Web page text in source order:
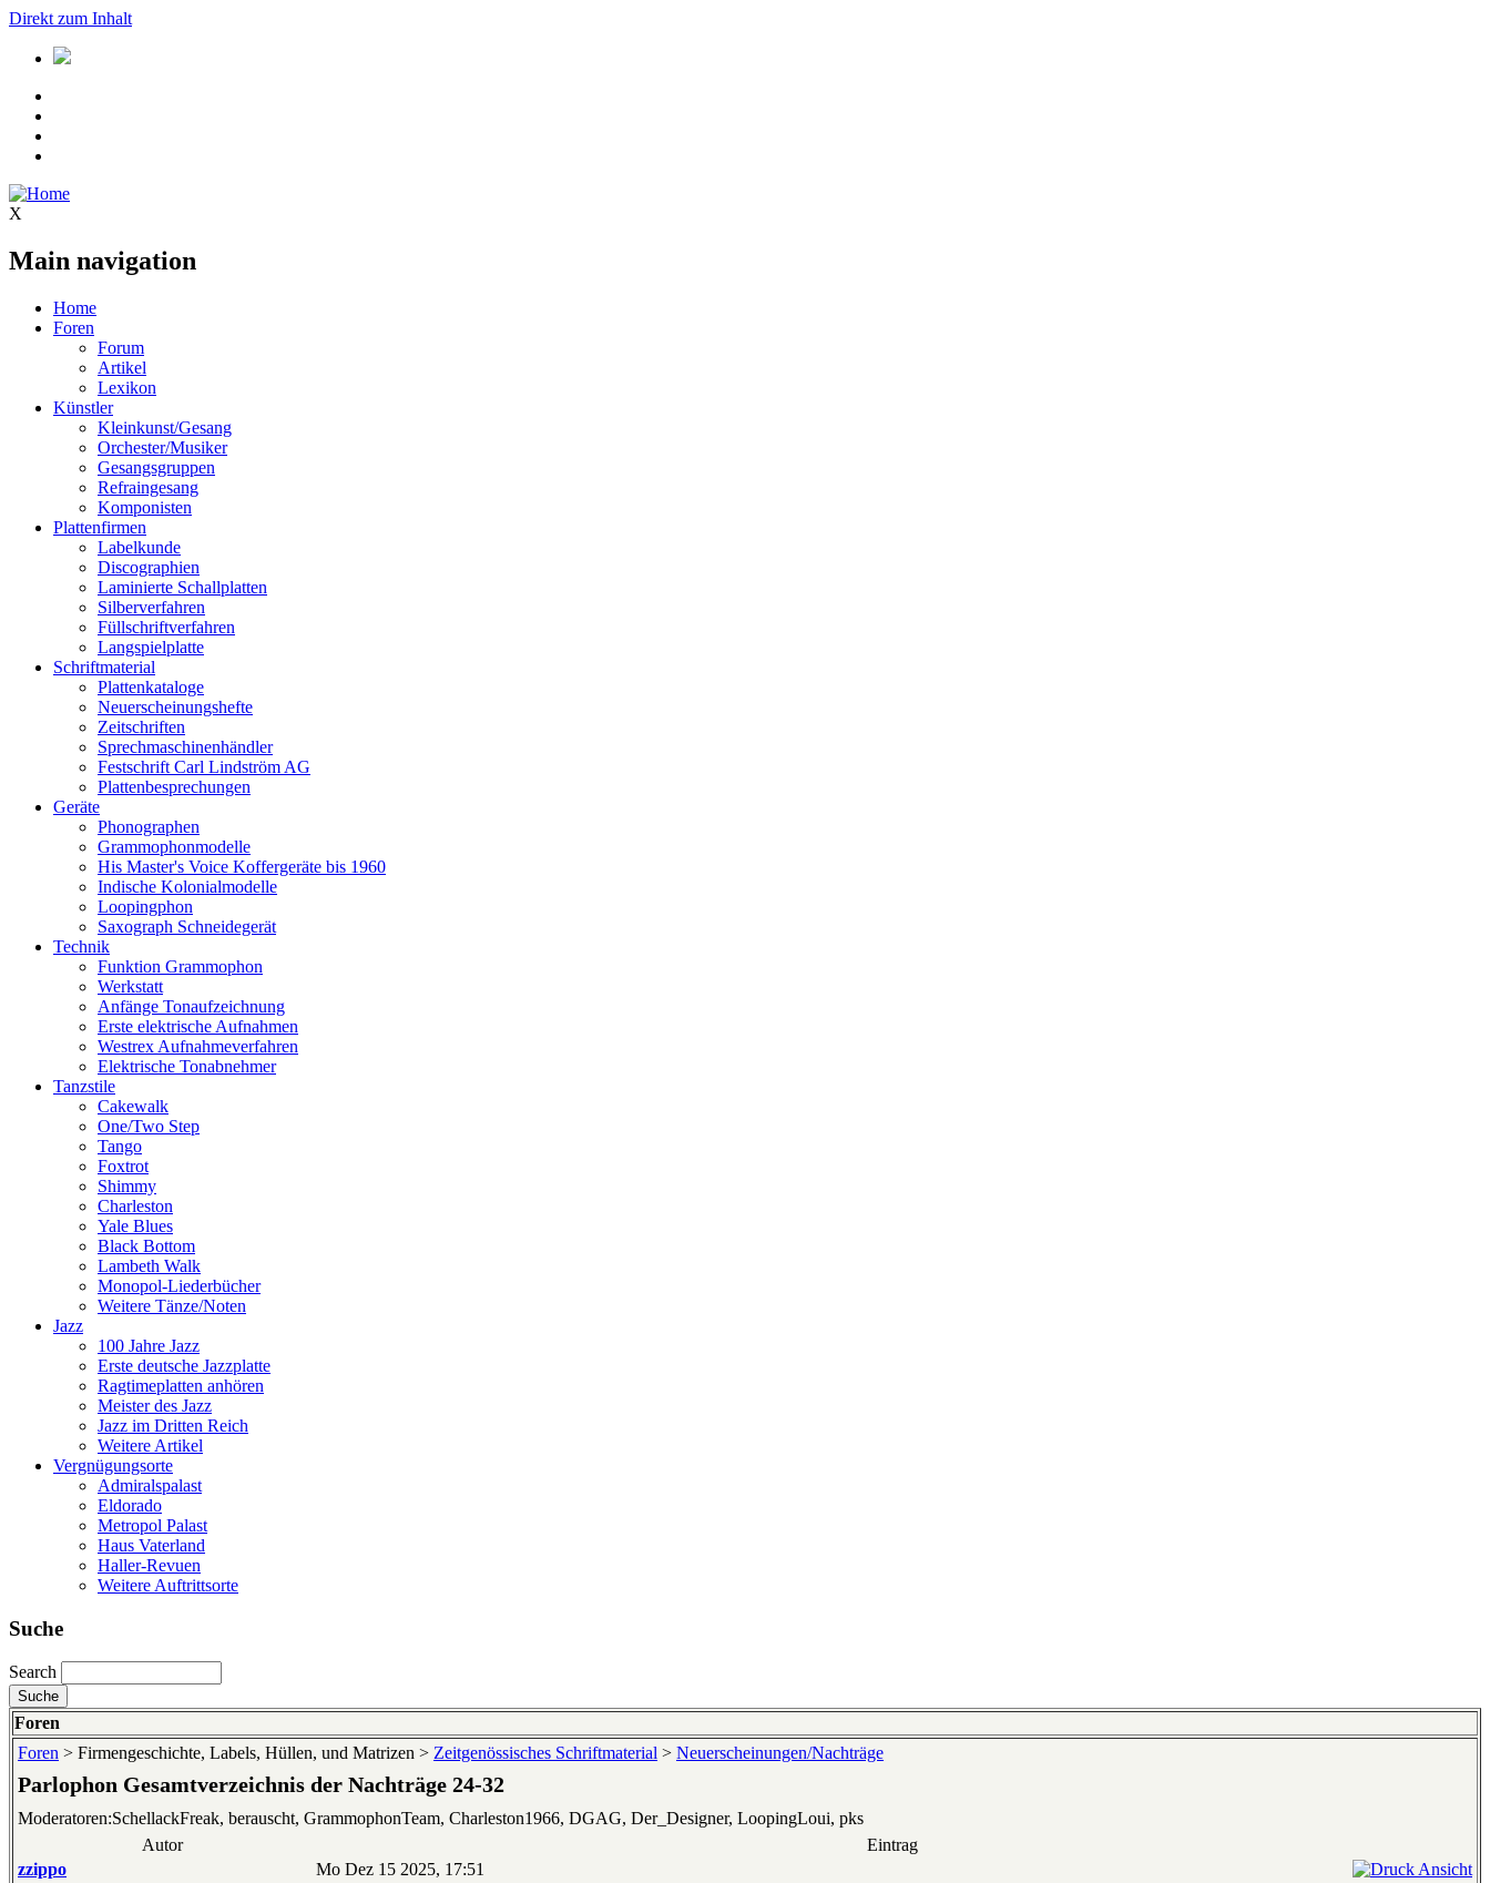
Direkt zum Inhalt
X
Main navigation
Home
Foren
Forum
Artikel
Lexikon
Künstler
Kleinkunst/Gesang
Orchester/Musiker
Gesangsgruppen
Refraingesang
Komponisten
Plattenfirmen
Labelkunde
Discographien
Laminierte Schallplatten
Silberverfahren
Füllschriftverfahren
Langspielplatte
Schriftmaterial
Plattenkataloge
Neuerscheinungshefte
Zeitschriften
Sprechmaschinenhändler
Festschrift Carl Lindström AG
Plattenbesprechungen
Geräte
Phonographen
Grammophonmodelle
His Master's Voice Koffergeräte bis 1960
Indische Kolonialmodelle
Loopingphon
Saxograph Schneidegerät
Technik
Funktion Grammophon
Werkstatt
Anfänge Tonaufzeichnung
Erste elektrische Aufnahmen
Westrex Aufnahmeverfahren
Elektrische Tonabnehmer
Tanzstile
Cakewalk
One/Two Step
Tango
Foxtrot
Shimmy
Charleston
Yale Blues
Black Bottom
Lambeth Walk
Monopol-Liederbücher
Weitere Tänze/Noten
Jazz
100 Jahre Jazz
Erste deutsche Jazzplatte
Ragtimeplatten anhören
Meister des Jazz
Jazz im Dritten Reich
Weitere Artikel
Vergnügungsorte
Admiralspalast
Eldorado
Metropol Palast
Haus Vaterland
Haller-Revuen
Weitere Auftrittsorte
Suche
Search
Foren
Foren > Firmengeschichte, Labels, Hüllen, und Matrizen > Zeitgenössisches Schriftmaterial > Neuerscheinungen/Nachträge
Parlophon Gesamtverzeichnis der Nachträge 24-32
Moderatoren:SchellackFreak, berauscht, GrammophonTeam, Charleston1966, DGAG, Der_Designer, LoopingLoui, pks
Autor
Eintrag
zzippo
Mo Dez 15 2025, 17:51